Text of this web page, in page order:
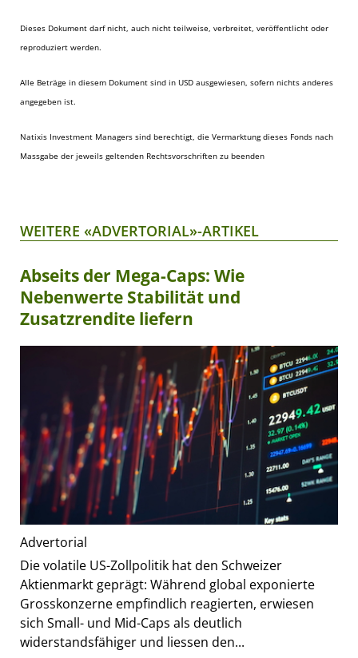
Dieses Dokument darf nicht, auch nicht teilweise, verbreitet, veröffentlicht oder
reproduziert werden.
Alle Beträge in diesem Dokument sind in USD ausgewiesen, sofern nichts anderes
angegeben ist.
Natixis Investment Managers sind berechtigt, die Vermarktung dieses Fonds nach
Massgabe der jeweils geltenden Rechtsvorschriften zu beenden
WEITERE «ADVERTORIAL»-ARTIKEL
Abseits der Mega-Caps: Wie
Nebenwerte Stabilität und
Zusatzrendite liefern
Advertorial
Die volatile US-Zollpolitik hat den Schweizer
Aktienmarkt geprägt: Während global exponierte
Grosskonzerne empfindlich reagierten, erwiesen
sich Small- und Mid-Caps als deutlich
widerstandsfähiger und liessen den...